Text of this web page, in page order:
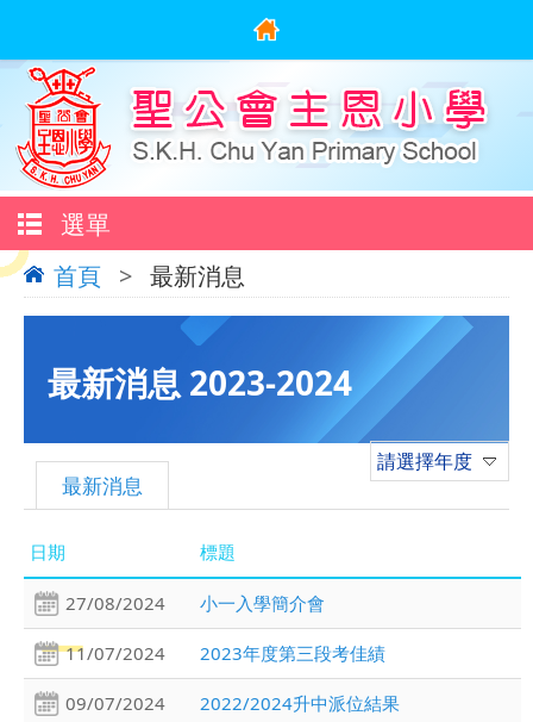
選單
首頁 > 最新消息
最新消息 2023-2024
請選擇年度
最新消息
日期 標題
27/08/2024 小一入學簡介會
11/07/2024 2023年度第三段考佳績
09/07/2024 2022/2024升中派位結果